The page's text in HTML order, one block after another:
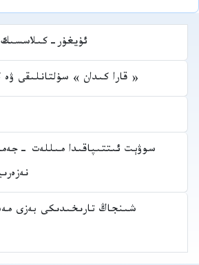
ئۇيغۇر-
« قارا كىدان » سۇلتانلىقى
سوۋېت ئىتتىپاقىدا مىللەت -
شىنجاڭ تارىخىدىكى بەزى